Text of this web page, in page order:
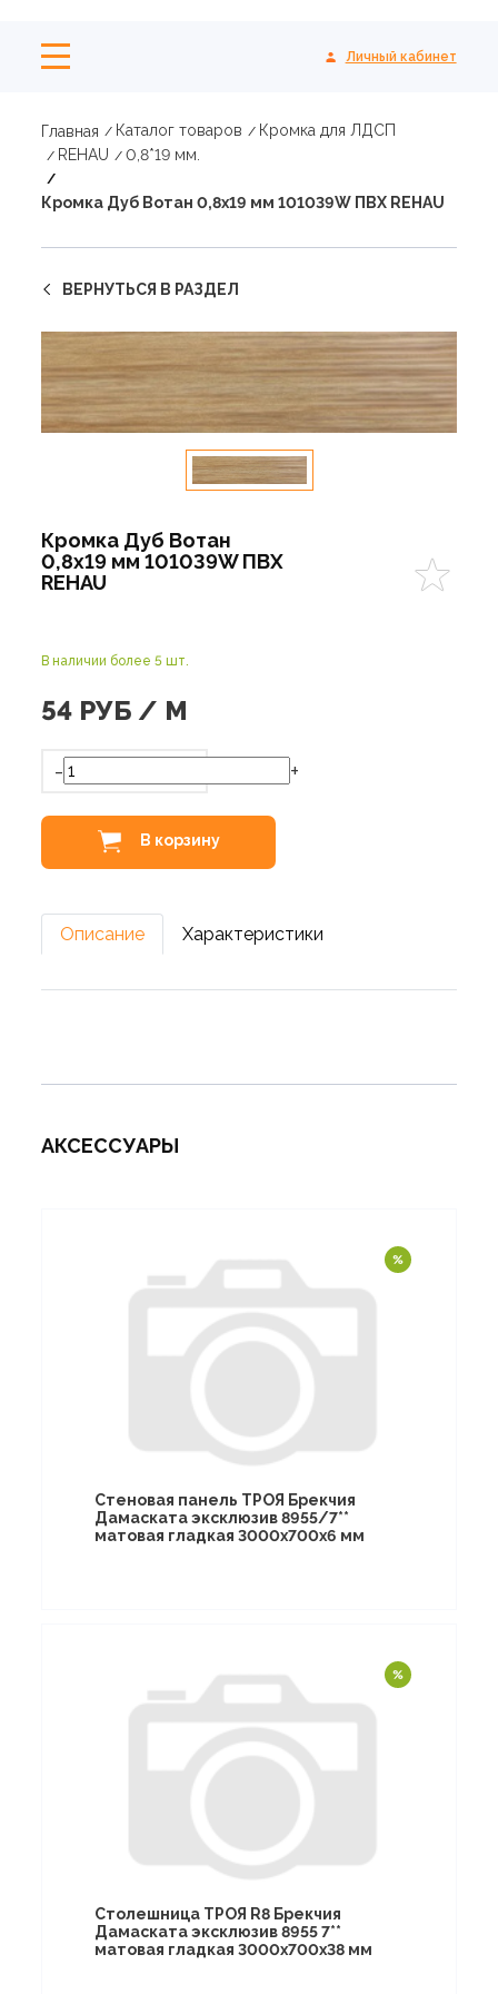
Личный кабинет
Главная Каталог товаров
Кромка для ЛДСП
REHAU
0,8*19 мм.
Кромка Дуб Вотан 0,8х19 мм 101039W ПВХ REHAU
ВЕРНУТЬСЯ В РАЗДЕЛ
Кромка Дуб Вотан
0,8х19 мм 101039W ПВХ
REHAU
В наличии более 5 шт.
54 РУБ / М
- +
В корзину
Описание Характеристики
АКСЕССУАРЫ
Стеновая панель ТРОЯ Брекчия
Дамаската эксклюзив 8955/7**
матовая гладкая 3000х700х6 мм
Столешница ТРОЯ R8 Брекчия
Дамаската эксклюзив 8955 7**
матовая гладкая 3000х700х38 мм